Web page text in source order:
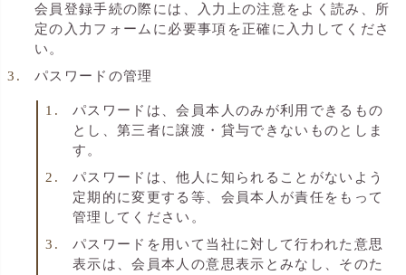
会員登録手続の際には、入力上の注意をよく読み、所
定の入力フォームに必要事項を正確に入力してくださ
い。
パスワードの管理
パスワードは、会員本人のみが利用できるもの
とし、第三者に譲渡・貸与できないものとしま
す。
パスワードは、他人に知られることがないよう
定期的に変更する等、会員本人が責任をもって
管理してください。
パスワードを用いて当社に対して行われた意思
表示は、会員本人の意思表示とみなし、そのた